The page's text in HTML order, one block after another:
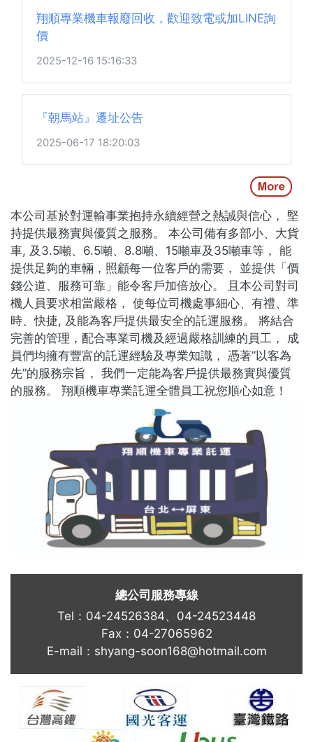
翔順專業機車報廢回收，歡迎致電或加LINE詢
價
2025-12-16 15:16:33
『朝馬站』遷址公告
2025-06-17 18:20:03
本公司基於對運輸事業抱持永續經營之熱誠與信心， 堅
持提供最務實與優質之服務。 本公司備有多部小、大貨
車, 及3.5噸、6.5噸、8.8噸、15噸車及35噸車等， 能
提供足夠的車輛，照顧每一位客戶的需要， 並提供「價
錢公道、服務可靠」能令客戶加倍放心。 且本公司對司
機人員要求相當嚴格， 使每位司機處事細心、有禮、準
時、快捷, 及能為客戶提供最安全的託運服務。 將結合
完善的管理，配合專業司機及經過嚴格訓練的員工， 成
員們均擁有豐富的託運經驗及專業知識， 憑著”以客為
先”的服務宗旨， 我們一定能為客戶提供最務實與優質
的服務。 翔順機車專業託運全體員工祝您順心如意！
總公司服務專線
Tel：04-24526384、04-24523448
Fax：04-27065962
E-mail： shyang-soon168@hotmail.com